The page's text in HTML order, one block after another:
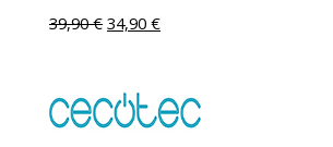
39,90€ 34,90€